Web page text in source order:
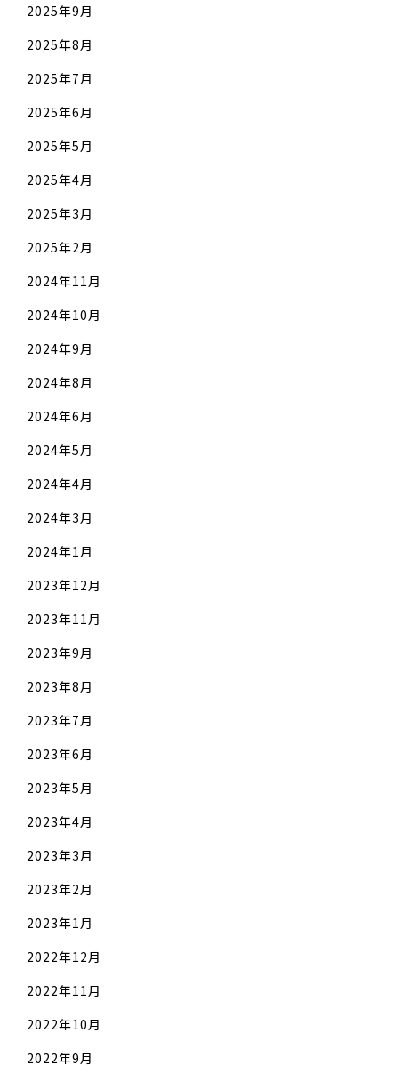
2025年9月
2025年8月
2025年7月
2025年6月
2025年5月
2025年4月
2025年3月
2025年2月
2024年11月
2024年10月
2024年9月
2024年8月
2024年6月
2024年5月
2024年4月
2024年3月
2024年1月
2023年12月
2023年11月
2023年9月
2023年8月
2023年7月
2023年6月
2023年5月
2023年4月
2023年3月
2023年2月
2023年1月
2022年12月
2022年11月
2022年10月
2022年9月